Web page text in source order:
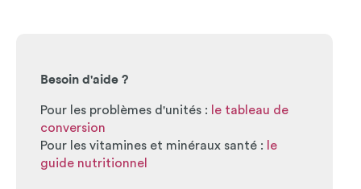
Besoin d'aide ?
Pour les problèmes d'unités :
le tableau de
conversion
Pour les vitamines et minéraux santé :
le
guide nutritionnel